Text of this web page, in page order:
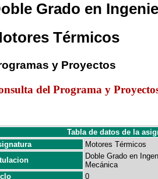
Grado en
Térmicos
y Proyectos
del Programa y
Tabla de datos de la
Motores Térmicos
Doble Grado en
Mecánica
0